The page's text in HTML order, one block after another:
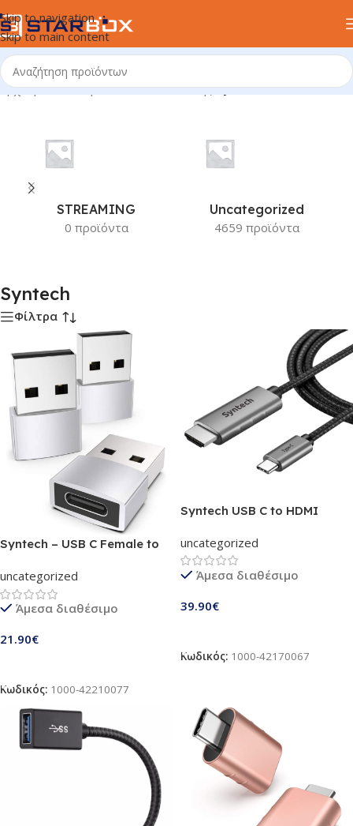
Skip to navigation
Skip to main content
Αρχική σελίδα/Προϊόν Κατασκευαστής/Syntech
STREAMING
0 προϊόντα
Uncategorized
4659 προϊόντα
Syntech
Φίλτρα
Syntech – USB C Female to
Συσκευασία με 3 τεμ. | Type C
to USB A Converter,
Compatible with iPhone 13,
Watch Series 7, AirPods 3,
uncategorized
Άμεσα διαθέσιμο
21.90€
Κωδικός: 1000-42210077
Syntech USB C to HDMI
Thunderbolt 3 compatible|
For MacBook Air & Pro,
Tablet, Smartphone
uncategorized
Άμεσα διαθέσιμο
39.90€
Κωδικός: 1000-42170067